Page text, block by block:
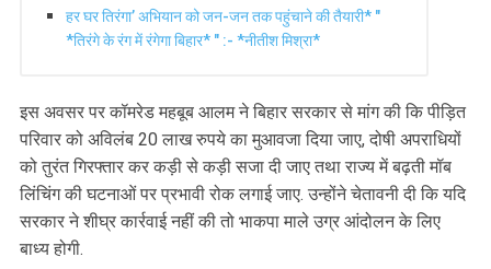
हर घर तिरंगा’ अभियान को जन-जन तक पहुंचाने की तैयारी* "
*तिरंगे के रंग में रंगेगा बिहार* " :- *नीतीश मिश्रा*
इस अवसर पर कॉमरेड महबूब आलम ने बिहार सरकार से मांग की कि पीड़ित
परिवार को अविलंब 20 लाख रुपये का मुआवजा दिया जाए, दोषी अपराधियों
को तुरंत गिरफ्तार कर कड़ी से कड़ी सजा दी जाए तथा राज्य में बढ़ती मॉब
लिंचिंग की घटनाओं पर प्रभावी रोक लगाई जाए. उन्होंने चेतावनी दी कि यदि
सरकार ने शीघ्र कार्रवाई नहीं की तो भाकपा माले उग्र आंदोलन के लिए
बाध्य होगी.